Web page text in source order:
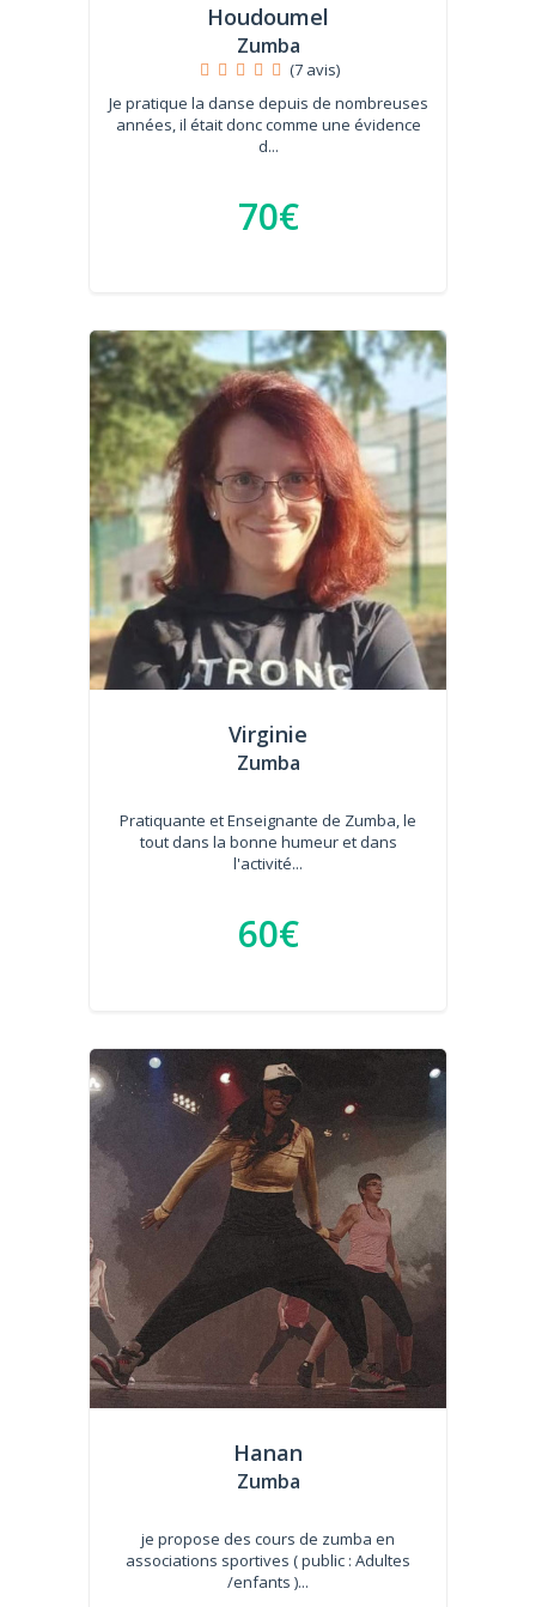
Houdoumel
Zumba
(7 avis)
Je pratique la danse depuis de nombreuses
années, il était donc comme une évidence
d...
70€
Virginie
Zumba
Pratiquante et Enseignante de Zumba, le
tout dans la bonne humeur et dans
l'activité...
60€
Hanan
Zumba
je propose des cours de zumba en
associations sportives ( public : Adultes
/enfants )...